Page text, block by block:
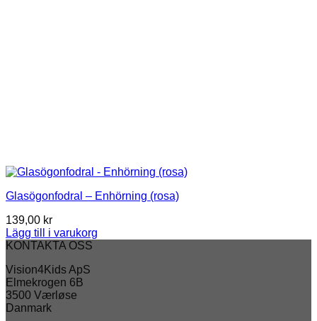
Glasögonfodral – Enhörning (rosa)
139,00 kr
Lägg till i varukorg
KONTAKTA OSS
Vision4Kids ApS
Elmekrogen 6B
3500 Værløse
Danmark